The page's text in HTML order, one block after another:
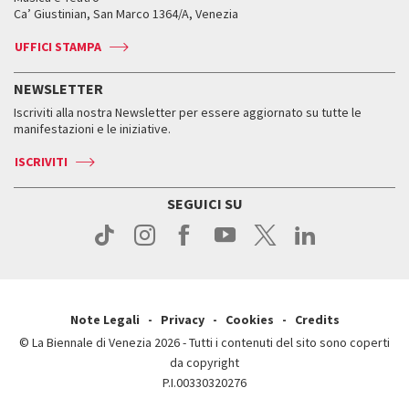
Come raggiungerci
Press
Orari e sedi
Accrediti
Come raggiungerci
Biglietti
Accrediti
Come raggiungerci
Contatti
Press
Come raggiungerci
Press
Leone d’argento
Edizioni passate
Orari e sedi
Biglietti
Servizi al pubblico
Come raggiungerci
Contatti
Biennale College ASAC
ASAC DATI
Storia
Orari e sedi
Ca’ Giustinian, San Marco 1364/A, Venezia
UFFICI STAMPA
NEWSLETTER
Iscriviti alla nostra Newsletter per essere aggiornato su tutte le
manifestazioni e le iniziative.
ISCRIVITI
SEGUICI SU
Note Legali Privacy Cookies
Credits
© La Biennale di Venezia 2026 - Tutti i contenuti del sito sono coperti
da copyright
P.I.00330320276